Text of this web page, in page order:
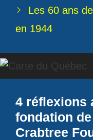
Les 60 ans
en 1944
4 réflexions
fondation
Crabtree